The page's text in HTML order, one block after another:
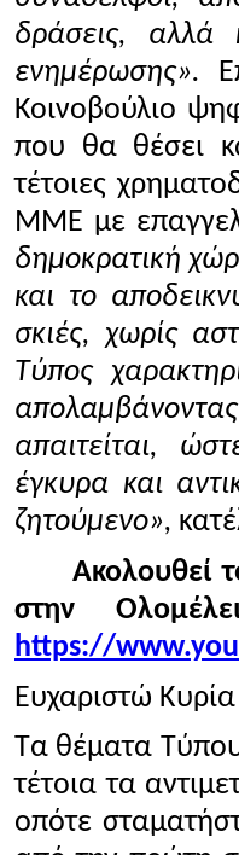
δράσεις, αλλά
ενημέρωσης».
Κοινοβούλιο
που θα θέσει
τέτοιες
ΜΜΕ με
δημοκρατική
και το
σκιές, χωρίς
Τύπος
απαιτείται,
έγκυρα και
ζητούμενο»,
Ακολουθεί
στην
https://
Ευχαριστώ
Τα θέματα
τέτοια τα
οπότε